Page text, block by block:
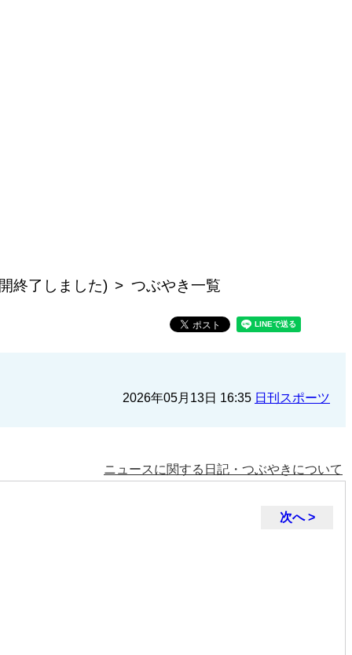
終了しました) つぶやき一覧
2026年05月13日 16:35 日刊スポーツ
ニュースに関する日記・つぶやきについて
次へ >